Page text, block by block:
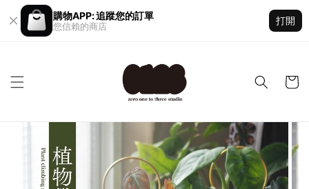
購物APP: 追蹤您的訂單
您信賴的商店
打開